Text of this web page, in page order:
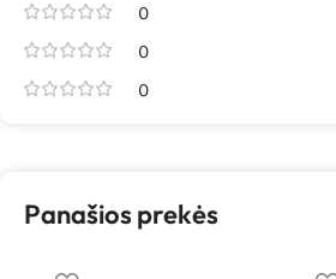
0
0
0
Panašios prekės